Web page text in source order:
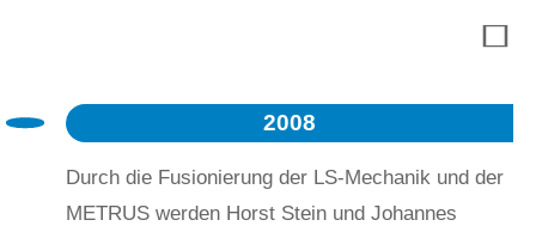
2008
Durch die Fusionierung der LS-Mechanik und der
METRUS werden Horst Stein und Johannes